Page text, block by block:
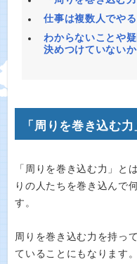
仕事は複数人でや
わからないことや
決めつけていないか
「周りを巻き込む力
「周りを巻き込む力」と
りの人たちを巻き込んで
す。
周りを巻き込む力を持っ
ていることにもなります